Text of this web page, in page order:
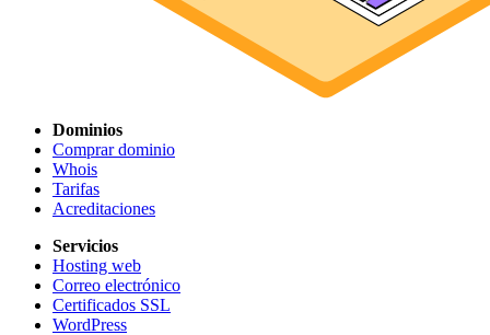
Dominios
Comprar dominio
Whois
Tarifas
Acreditaciones
Servicios
Hosting web
Correo electrónico
Certificados SSL
WordPress